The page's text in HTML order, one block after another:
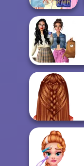
Elsa And
Rapunzel
Princess Riv...